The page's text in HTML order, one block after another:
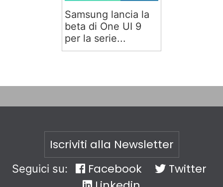
Samsung lancia la
beta di One UI 9
per la serie...
Iscriviti alla Newsletter
Seguici su: Facebook
Twitter